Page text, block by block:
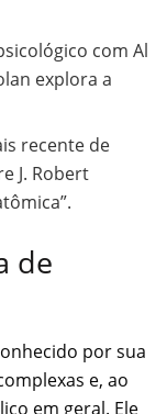
com Al
explora a
recente de
J. Robert
de
por sua
e, ao
em geral. Ele